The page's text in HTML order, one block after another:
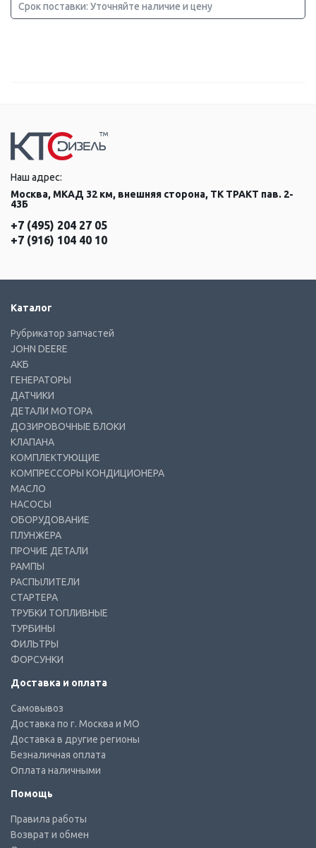
Срок поставки: Уточняйте наличие и цену
Наш адрес:
Москва, МКАД 32 км, внешняя сторона, ТК ТРАКТ пав. 2-
43Б
+7 (495) 204 27 05
+7 (916) 104 40 10
Каталог
Рубрикатор запчастей
JOHN DEERE
АКБ
ГЕНЕРАТОРЫ
ДАТЧИКИ
ДЕТАЛИ МОТОРА
ДОЗИРОВОЧНЫЕ БЛОКИ
КЛАПАНА
КОМПЛЕКТУЮЩИЕ
КОМПРЕССОРЫ КОНДИЦИОНЕРА
МАСЛО
НАСОСЫ
ОБОРУДОВАНИЕ
ПЛУНЖЕРА
ПРОЧИЕ ДЕТАЛИ
РАМПЫ
РАСПЫЛИТЕЛИ
СТАРТЕРА
ТРУБКИ ТОПЛИВНЫЕ
ТУРБИНЫ
ФИЛЬТРЫ
ФОРСУНКИ
Доставка и оплата
Самовывоз
Доставка по г. Москва и МО
Доставка в другие регионы
Безналичная оплата
Оплата наличными
Помощь
Правила работы
Возврат и обмен